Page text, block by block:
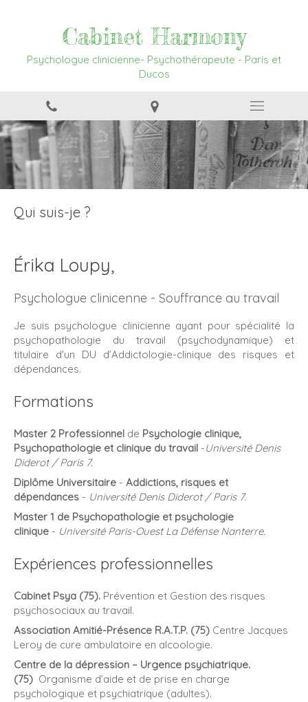
Cabinet Harmony
Psychologue clinicienne- Psychothérapeute - Paris et
Ducos
Qui suis-je ?
Érika Loupy,
Psychologue clinicenne - Souffrance au travail
Je suis psychologue clinicienne ayant pour spécialité la
psychopathologie du travail (psychodynamique) et
titulaire d'un DU d’Addictologie-clinique des risques et
dépendances.
Formations
Master 2 Professionnel de Psychologie clinique,
Psychopathologie et clinique du travail -Université Denis
Diderot / Paris 7.
Diplôme Universitaire - Addictions, risques et
dépendances - Université Denis Diderot / Paris 7.
Master 1 de Psychopathologie et psychologie
clinique - Université Paris-Ouest La Défense Nanterre.
Expériences professionnelles
Cabinet Psya (75). Prévention et Gestion des risques
psychosociaux au travail.
Association Amitié-Présence R.A.T.P. (75) Centre Jacques
Leroy de cure ambulatoire en alcoologie.
Centre de la dépression – Urgence psychiatrique.
(75) Organisme d’aide et de prise en charge
psychologique et psychiatrique (adultes).